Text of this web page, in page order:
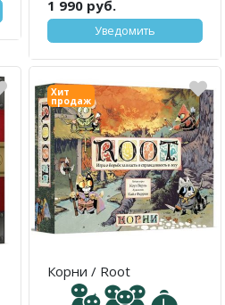
1 990 руб.
Уведомить
Хит
продаж
Корни / Root